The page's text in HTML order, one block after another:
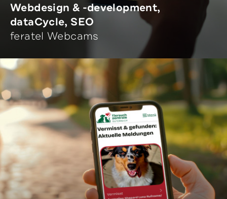
Webdesign & -development,
dataCycle, SEO
feratel Webcams